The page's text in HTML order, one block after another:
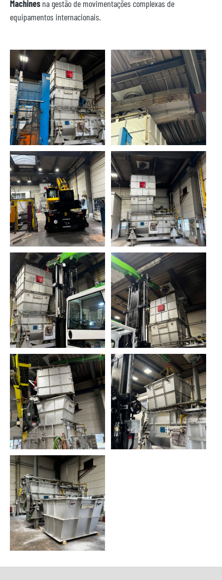
Machines na gestão de movimentações complexas de
equipamentos internacionais.